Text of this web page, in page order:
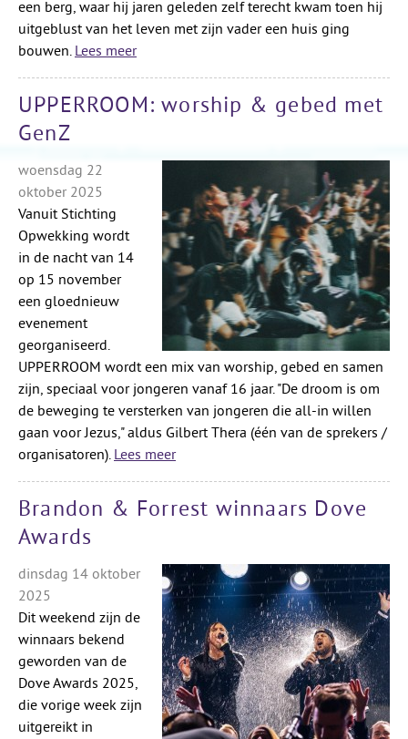
een berg, waar hij jaren geleden zelf terecht kwam toen hij
uitgeblust van het leven met zijn vader een huis ging
bouwen. Lees meer
UPPERROOM: worship & gebed met
GenZ
woensdag 22
oktober 2025
Vanuit Stichting
Opwekking wordt
in de nacht van 14
op 15 november
een gloednieuw
evenement
georganiseerd.
UPPERROOM wordt een mix van worship, gebed en samen
zijn, speciaal voor jongeren vanaf 16 jaar. "De droom is om
de beweging te versterken van jongeren die all-in willen
gaan voor Jezus," aldus Gilbert Thera (één van de sprekers /
organisatoren). Lees meer
Brandon & Forrest winnaars Dove
Awards
dinsdag 14 oktober
2025
Dit weekend zijn de
winnaars bekend
geworden van de
Dove Awards 2025,
die vorige week zijn
uitgereikt in